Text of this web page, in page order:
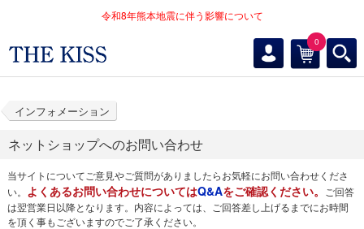
令和8年熊本地震に伴う影響について
0
インフォメーション
ネットショップへのお問い合わせ
当サイトについてご意見やご質問がありましたらお気軽にお問い合わせくださ
い。 よくあるお問い合わせについてはQ&Aをご確認ください。
ご回答
は翌営業日以降となります。内容によっては、ご回答差し上げるまでにお時間
を頂く事もございますのでご了承ください。